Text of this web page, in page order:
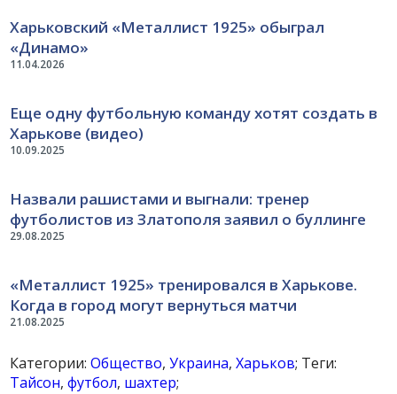
11.04.2026
Харьковский «Металлист 1925» обыграл
«Динамо»
10.09.2025
Еще одну футбольную команду хотят создать в
Харькове (видео)
29.08.2025
Назвали рашистами и выгнали: тренер
футболистов из Златополя заявил о буллинге
21.08.2025
«Металлист 1925» тренировался в Харькове.
Когда в город могут вернуться матчи
Категории:Общество,Украина,Харьков; Теги:
Тайсон,футбол, шахтер;